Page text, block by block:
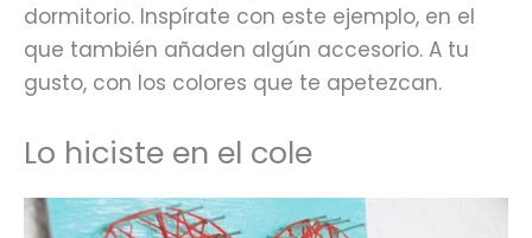
dormitorio. Inspírate con este ejemplo, en el
que también añaden algún accesorio. A tu
gusto, con los colores que te apetezcan.
Lo hiciste en el cole